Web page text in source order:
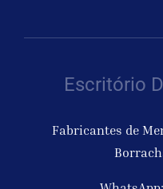
Escritório
Fabricantes de